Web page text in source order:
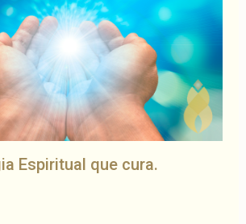
Espiritual que cura.